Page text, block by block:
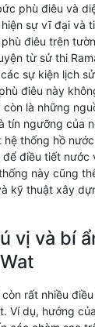
phù điêu và
sự vĩ đại và
điêu trên
từ sử thi
sự kiện lịch
điêu này
là những
tín ngưỡng của
thống hồ
điều tiết nước
này cũng
kỹ thuật xây
vị và bí
rất nhiều
Ví dụ, hướng